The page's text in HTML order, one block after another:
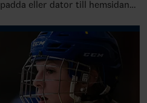
eller dator till hemsidan